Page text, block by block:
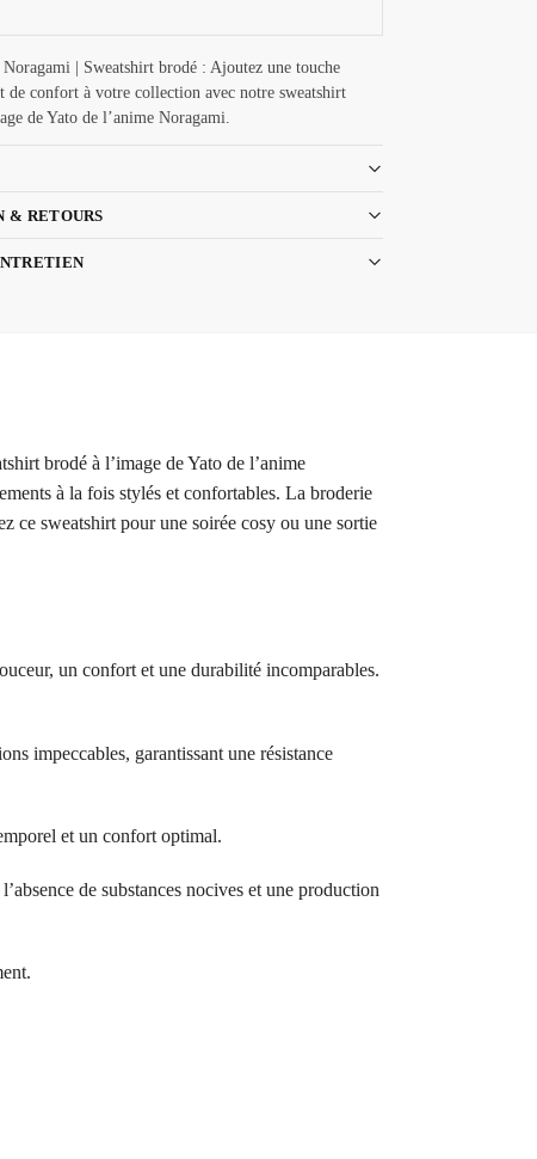
| Sweatshirt brodé : Ajoutez une touche
de confort à votre collection avec notre sweatshirt
de Yato de l’anime Noragami.
& RETOURS
brodé à l’image de Yato de l’anime
à la fois stylés et confortables. La broderie
ce sweatshirt pour une soirée cosy ou une sortie
un confort et une durabilité incomparables.
impeccables, garantissant une résistance
et un confort optimal.
de substances nocives et une production